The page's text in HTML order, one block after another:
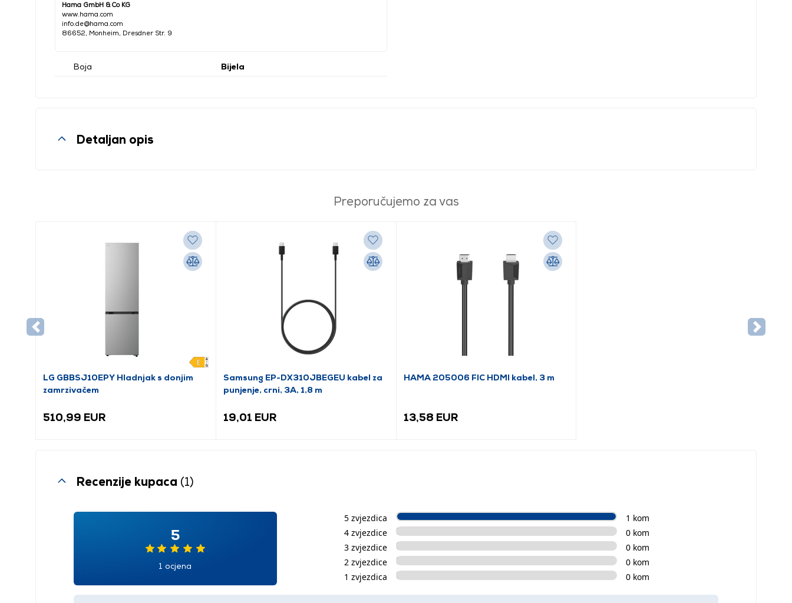
Hama GmbH & Co KG
www.hama.com
info.de@hama.com
86652, Monheim, Dresdner Str. 9
Boja Bijela
Detaljan opis
Preporučujemo za vas
LG GBBSJ10EPY Hladnjak s donjim
zamrzivačem
510,99 EUR
Samsung EP-DX310JBEGEU kabel za
punjenje, crni, 3A, 1,8 m
19,01 EUR
HAMA 205006 FIC HDMI kabel, 3 m
13,58 EUR
Recenzije kupaca (1)
5
1 ocjena
5 zvjezdica
1 kom
4 zvjezdice
0 kom
3 zvjezdice
0 kom
2 zvjezdice
0 kom
1 zvjezdica
0 kom